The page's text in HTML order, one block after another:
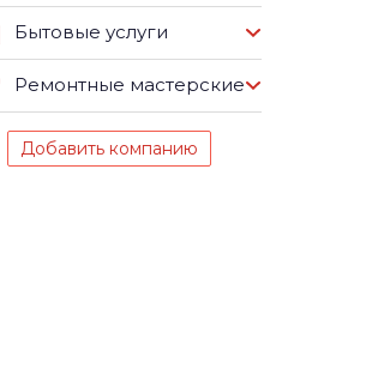
Бытовые услуги
Ремонтные мастерские
Добавить компанию